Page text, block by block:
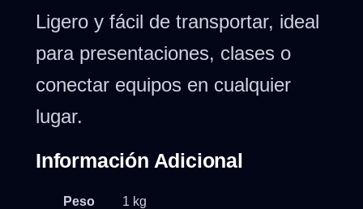
Ligero y fácil de transportar, ideal
para presentaciones, clases o
conectar equipos en cualquier
lugar.
Información Adicional
Peso
1 kg